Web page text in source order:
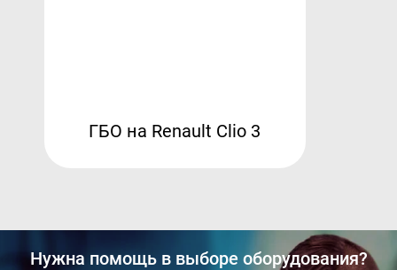
ГБО на Renault Clio 3
Нужна помощь в выборе оборудования?